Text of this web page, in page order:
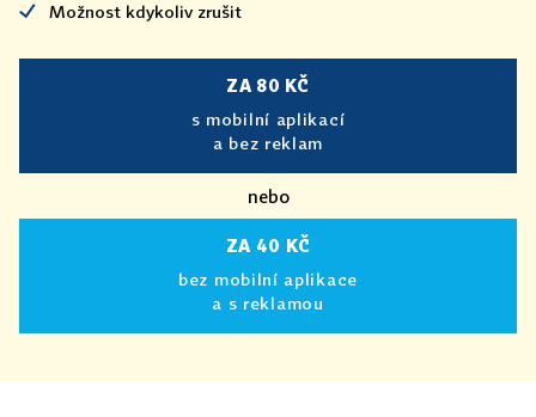
Možnost kdykoliv zrušit
ZA 80 KČ
s mobilní aplikací
a bez reklam
nebo
ZA 40 KČ
bez mobilní aplikace
a s reklamou